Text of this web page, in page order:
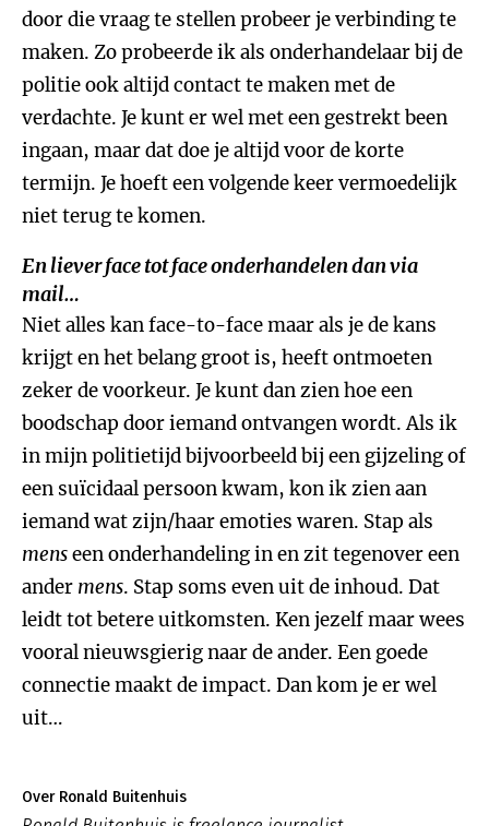
door die vraag te stellen probeer je verbinding te
maken. Zo probeerde ik als onderhandelaar bij de
politie ook altijd contact te maken met de
verdachte. Je kunt er wel met een gestrekt been
ingaan, maar dat doe je altijd voor de korte
termijn. Je hoeft een volgende keer vermoedelijk
niet terug te komen.
En liever face tot face onderhandelen dan via
mail…
Niet alles kan face-to-face maar als je de kans
krijgt en het belang groot is, heeft ontmoeten
zeker de voorkeur. Je kunt dan zien hoe een
boodschap door iemand ontvangen wordt. Als ik
in mijn politietijd bijvoorbeeld bij een gijzeling of
een suïcidaal persoon kwam, kon ik zien aan
iemand wat zijn/haar emoties waren. Stap als
menseen onderhandeling in en zit tegenover een
ander mens. Stap soms even uit de inhoud. Dat
leidt tot betere uitkomsten. Ken jezelf maar wees
vooral nieuwsgierig naar de ander. Een goede
connectie maakt de impact. Dan kom je er wel
uit…
Over Ronald Buitenhuis